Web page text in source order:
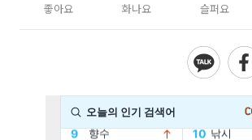
좋아요 화나요 슬퍼요